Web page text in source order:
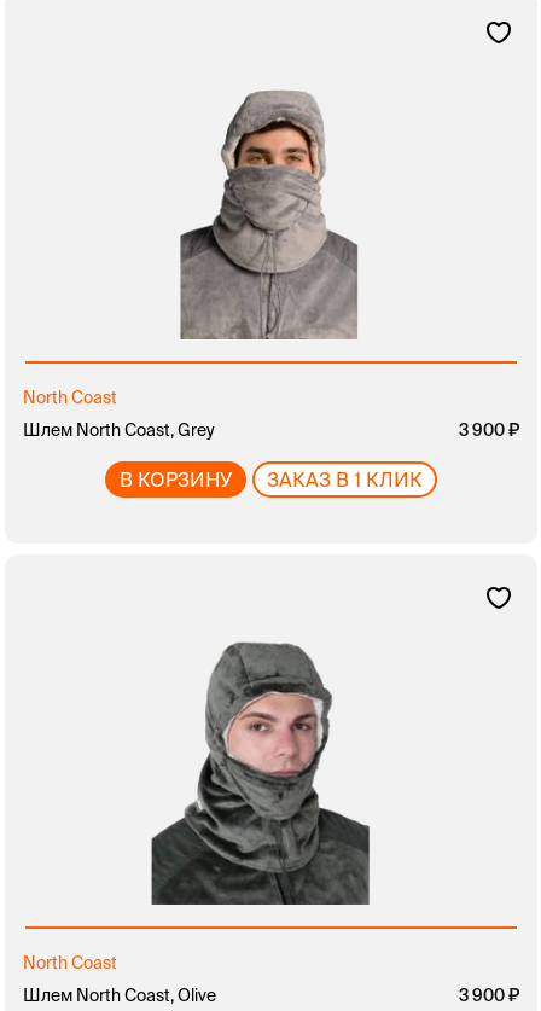
North Coast
Шлем North Coast, Grey
3 900
В КОРЗИНУ ЗАКАЗ В 1 КЛИК
North Coast
Шлем North Coast, Olive
3 900